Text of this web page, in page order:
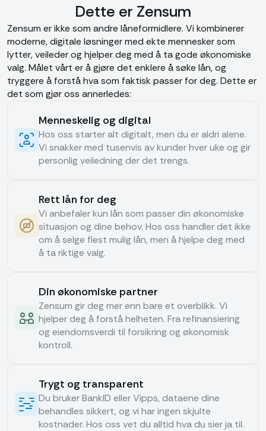
Dette er Zensum
Zensum er ikke som andre låneformidlere. Vi kombinerer
moderne, digitale løsninger med ekte mennesker som
lytter, veileder og hjelper deg med å ta gode økonomiske
valg. Målet vårt er å gjøre det enklere å søke lån, og
tryggere å forstå hva som faktisk passer for deg. Dette er
det som gjør oss annerledes:
Menneskelig og digital
Hos oss starter alt digitalt, men du er aldri alene.
Vi snakker med tusenvis av kunder hver uke og gir
personlig veiledning der det trengs.
Rett lån for deg
Vi anbefaler kun lån som passer din økonomiske
situasjon og dine behov. Hos oss handler det ikke
om å selge flest mulig lån, men å hjelpe deg med
å ta riktige valg.
Din økonomiske partner
Zensum gir deg mer enn bare et overblikk. Vi
hjelper deg å forstå helheten. Fra refinansiering
og eiendomsverdi til forsikring og økonomisk
kontroll.
Trygt og transparent
Du bruker BankID eller Vipps, dataene dine
behandles sikkert, og vi har ingen skjulte
kostnader. Hos oss vet du alltid hva du sier ja til.